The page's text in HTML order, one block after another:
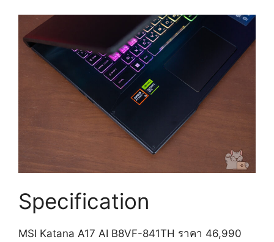
Specification
MSI Katana A17 AI B8VF-841TH ราคา 46,990